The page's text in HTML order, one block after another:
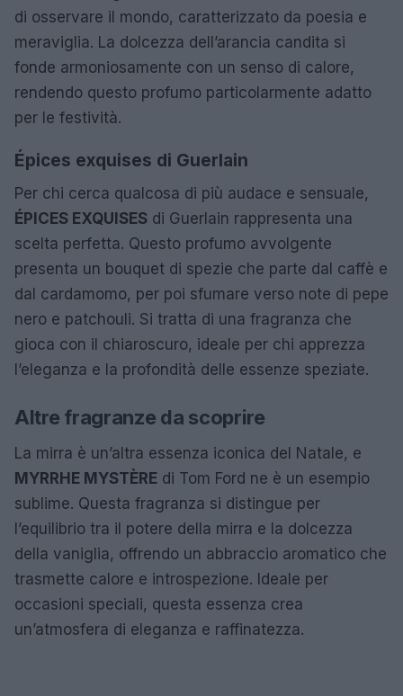
di osservare il mondo, caratterizzato da poesia e
meraviglia. La dolcezza dell’arancia candita si
fonde armoniosamente con un senso di calore,
rendendo questo profumo particolarmente adatto
per le festività.
Épices exquises di Guerlain
Per chi cerca qualcosa di più audace e sensuale,
ÉPICES EXQUISES di Guerlain rappresenta una
scelta perfetta. Questo profumo avvolgente
presenta un bouquet di spezie che parte dal caffè e
dal cardamomo, per poi sfumare verso note di pepe
nero e patchouli. Si tratta di una fragranza che
gioca con il chiaroscuro, ideale per chi apprezza
l’eleganza e la profondità delle essenze speziate.
Altre fragranze da scoprire
La mirra è un’altra essenza iconica del Natale, e
MYRRHE MYSTÈRE di Tom Ford ne è un esempio
sublime. Questa fragranza si distingue per
l’equilibrio tra il potere della mirra e la dolcezza
della vaniglia, offrendo un abbraccio aromatico che
trasmette calore e introspezione. Ideale per
occasioni speciali, questa essenza crea
un’atmosfera di eleganza e raffinatezza.